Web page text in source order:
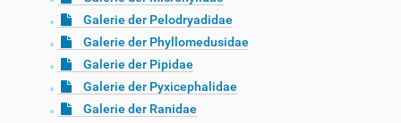
Galerie der Pelodryadidae
Galerie der Phyllomedusidae
Galerie der Pipidae
Galerie der Pyxicephalidae
Galerie der Ranidae